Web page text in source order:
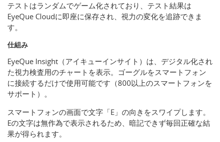
テストはランダムでゲーム化されており、テスト結果は
EyeQue Cloudに即座に保存され、視力の変化を追跡できま
す。
仕組み
EyeQue Insight（アイキューインサイト）は、デジタル化され
た視力検査用のチャートを表示。ゴーグルをスマートフォン
に接続するだけで使用可能です（800以上のスマートフォンを
サポート）。
スマートフォンの画面で文字「E」の向きをスワイプします。
Eの文字は無作為で表示されるため、暗記できず毎回正確な結
果が得られます。